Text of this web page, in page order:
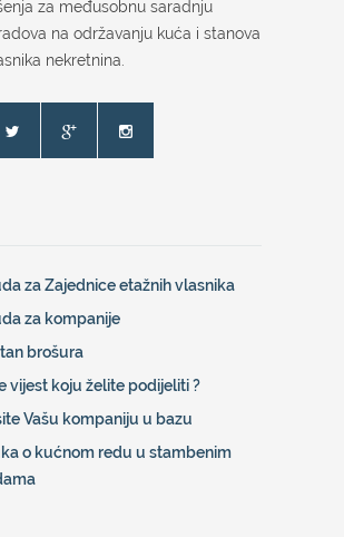
za međusobnu saradnju
na održavanju kuća i stanova
nekretnina.
za Zajednice etažnih vlasnika
za kompanije
brošura
vijest koju želite podijeliti ?
Vašu kompaniju u bazu
o kućnom redu u stambenim